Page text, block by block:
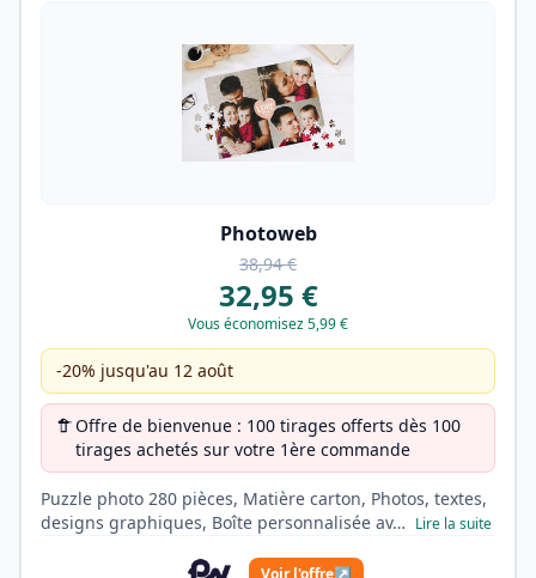
Photoweb
38,94 €
32,95 €
Vous économisez 5,99 €
-20% jusqu'au 12 août
Offre de bienvenue : 100 tirages offerts dès 100
tirages achetés sur votre 1ère commande
Puzzle photo 280 pièces, Matière carton, Photos, textes,
designs graphiques, Boîte personnalisée av… Lire la suite
Voir l'offre↗